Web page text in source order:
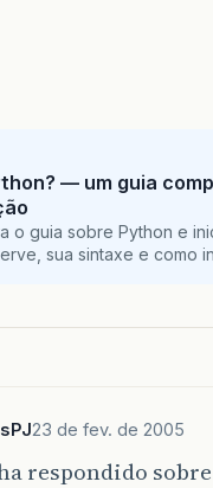
— um guia
o guia sobre Python e
sua sintaxe e como
23 de fev. de 2005
respondido